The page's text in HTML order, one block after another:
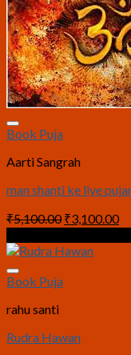
Book Puja
Aarti Sangrah
man shanti ke liye
₹5,100.00 Original
price
was:
₹3,100.00
is:
Book Puja
rahu santi
Rudra Hawan